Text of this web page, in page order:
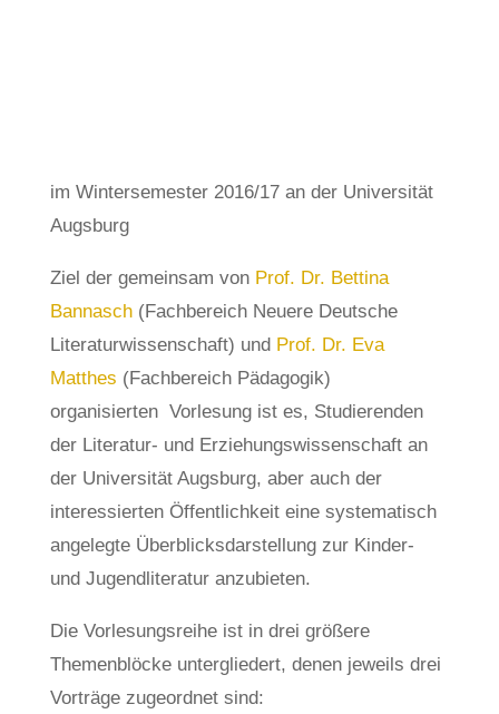
im Wintersemester 2016/17 an der Universität
Augsburg
Ziel der gemeinsam von Prof. Dr. Bettina
Bannasch(Fachbereich Neuere Deutsche
Literaturwissenschaft) und Prof. Dr. Eva
Matthes (Fachbereich Pädagogik)
organisierten Vorlesung ist es, Studierenden
der Literatur- und Erziehungswissenschaft an
der Universität Augsburg, aber auch der
interessierten Öffentlichkeit eine systematisch
angelegte Überblicksdarstellung zur Kinder-
und Jugendliteratur anzubieten.
Die Vorlesungsreihe ist in drei größere
Themenblöcke untergliedert, denen jeweils drei
Vorträge zugeordnet sind: